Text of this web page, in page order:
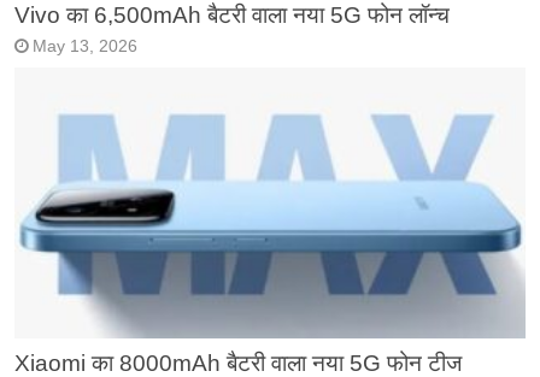
Vivo का 6,500mAh बैटरी वाला नया 5G फोन लॉन्च
May 13, 2026
Xiaomi का 8000mAh बैटरी वाला नया 5G फोन टीज